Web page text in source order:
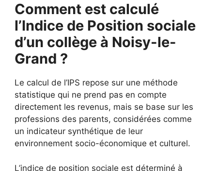
Comment est calculé
l’Indice de Position sociale
d’un collège à Noisy-le-
Grand ?
Le calcul de l’IPS repose sur une méthode
statistique qui ne prend pas en compte
directement les revenus, mais se base sur les
professions des parents, considérées comme
un indicateur synthétique de leur
environnement socio-économique et culturel.
L’indice de position sociale est déterminé à